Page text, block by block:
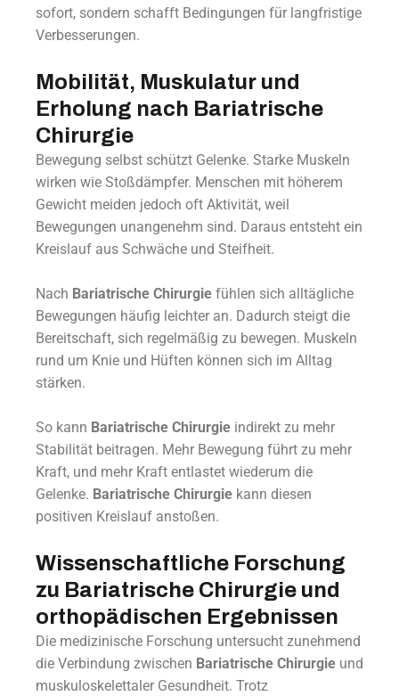
sofort, sondern schafft Bedingungen für langfristige
Verbesserungen.
Mobilität, Muskulatur und
Erholung nach Bariatrische
Chirurgie
Bewegung selbst schützt Gelenke. Starke Muskeln
wirken wie Stoßdämpfer. Menschen mit höherem
Gewicht meiden jedoch oft Aktivität, weil
Bewegungen unangenehm sind. Daraus entsteht ein
Kreislauf aus Schwäche und Steifheit.
Nach Bariatrische Chirurgie fühlen sich alltägliche
Bewegungen häufig leichter an. Dadurch steigt die
Bereitschaft, sich regelmäßig zu bewegen. Muskeln
rund um Knie und Hüften können sich im Alltag
stärken.
So kann Bariatrische Chirurgie indirekt zu mehr
Stabilität beitragen. Mehr Bewegung führt zu mehr
Kraft, und mehr Kraft entlastet wiederum die
Gelenke. Bariatrische Chirurgie kann diesen
positiven Kreislauf anstoßen.
Wissenschaftliche Forschung
zu Bariatrische Chirurgie und
orthopädischen Ergebnissen
Die medizinische Forschung untersucht zunehmend
die Verbindung zwischen Bariatrische Chirurgie und
muskuloskelettaler Gesundheit. Trotz